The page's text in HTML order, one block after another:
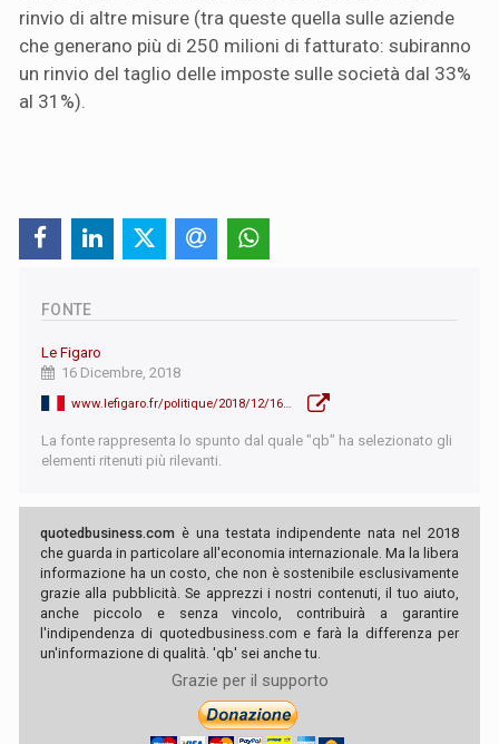
rinvio di altre misure (tra queste quella sulle aziende
che generano più di 250 milioni di fatturato: subiranno
un rinvio del taglio delle imposte sulle società dal 33%
al 31%).
FONTE
Le Figaro
16 Dicembre, 2018
La fonte rappresenta lo spunto dal quale "qb" ha selezionato gli
elementi ritenuti più rilevanti.
quotedbusiness.com è una testata indipendente nata nel 2018
che guarda in particolare all'economia internazionale. Ma la libera
informazione ha un costo, che non è sostenibile esclusivamente
grazie alla pubblicità. Se apprezzi i nostri contenuti, il tuo aiuto,
anche piccolo e senza vincolo, contribuirà a garantire
l'indipendenza di quotedbusiness.com e farà la differenza per
un'informazione di qualità. 'qb' sei anche tu.
Grazie per il supporto